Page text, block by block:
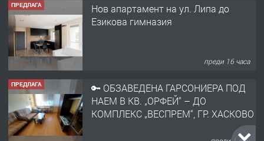
ПРЕДЛАГА
🔑 ОБЗАВЕДЕНА ГАРСОНИЕРА ПОД
НАЕМ В КВ. „ОРФЕЙ“ – ДО
преди 1 ден
ПРЕДЛАГА
НАПЪЛНО ОБЗАВЕДЕН И
ОБОРУДВАН ТРИСТАЕН
АПАРТАМЕНТ В ЦЕНТЪРА НА ГР.